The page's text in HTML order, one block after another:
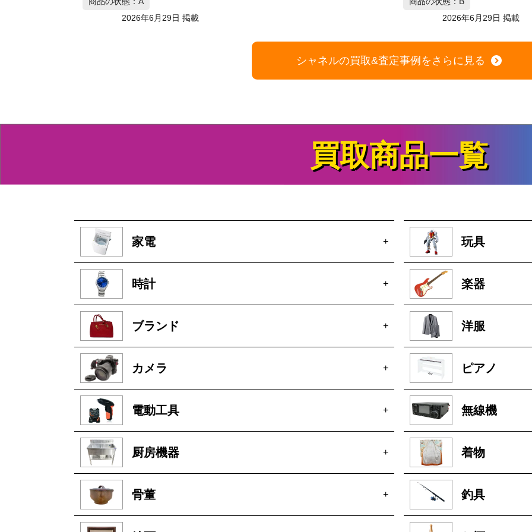
シャネルの買取&査定事例をさらに見る
買取商品一覧
家電 +
時計 +
ブランド +
カメラ +
電動工具 +
厨房機器 +
骨董 +
玩具
楽器
洋服
ピアノ
無線機
着物
釣具